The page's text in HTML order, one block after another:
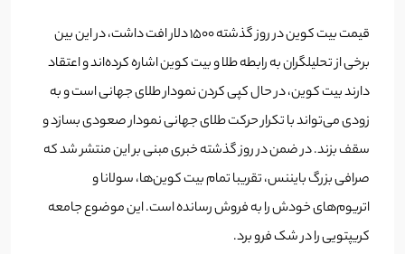
قیمت بیت کوین در روز گذشته 1500 دلار افت داشت، در این بین
برخی از تحلیلگران به رابطه طلا و بیت کوین اشاره کرده‌اند و اعتقاد
دارند بیت کوین، در حال کپی کردن نمودار طلای جهانی است و به
زودی می‌تواند با تکرار حرکت طلای جهانی نمودار صعودی بسازد و
سقف بزند. در ضمن در روز گذشته خبری مبنی بر این منتشر شد که
صرافی بزرگ بایننس، تقریبا تمام بیت کوین‌ها، سولانا و
اتریوم‌های خودش را به فروش رسانده است. این موضوع جامعه
کریپتویی را در شک فرو برد.